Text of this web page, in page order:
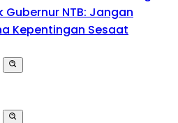
Gubernur NTB: Jangan
Kepentingan Sesaat